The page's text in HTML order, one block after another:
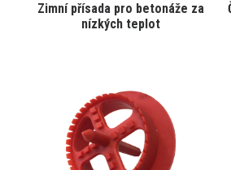
Zimní přísada pro betonáže za
nízkých teplot